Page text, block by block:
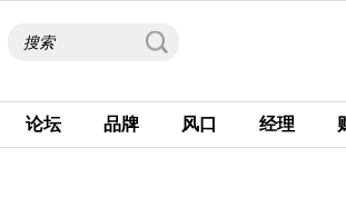
论坛 品牌 风口 经理